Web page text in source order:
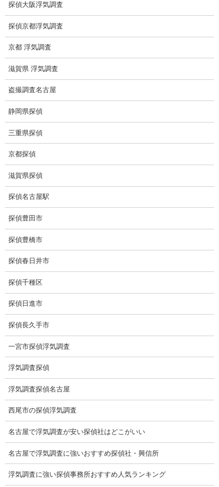
所在調査 家出調査料金
猫の捜索調査料金
報告書サンプル
調査事例
お礼の言葉
Q&A
調査プランのご依頼の割合
慰謝料の相場
離婚手続
探偵社の要点
有責配偶者からの離婚
浮気をする人
探偵社の選び方
浮気度チェック
会社案内
損害保険調査
会社沿革
プライバシーポリシー
探偵大阪浮気調査
探偵京都浮気調査
京都 浮気調査
滋賀県 浮気調査
盗撮調査名古屋
静岡県探偵
三重県探偵
京都探偵
滋賀県探偵
探偵名古屋駅
探偵豊田市
探偵豊橋市
探偵春日井市
探偵千種区
探偵日進市
探偵長久手市
一宮市探偵浮気調査
浮気調査探偵
浮気調査探偵名古屋
西尾市の探偵浮気調査
名古屋で浮気調査が安い探偵社はどこがいい
名古屋で浮気調査に強いおすすめ探偵社・興信所
浮気調査に強い探偵事務所おすすめ人気ランキング